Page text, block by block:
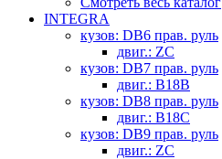
INTEGRA
кузов: DB6 прав. руль
двиг.: ZC
кузов: DB7 прав. руль
двиг.: B18B
кузов: DB8 прав. руль
двиг.: B18C
кузов: DB9 прав. руль
двиг.: ZC